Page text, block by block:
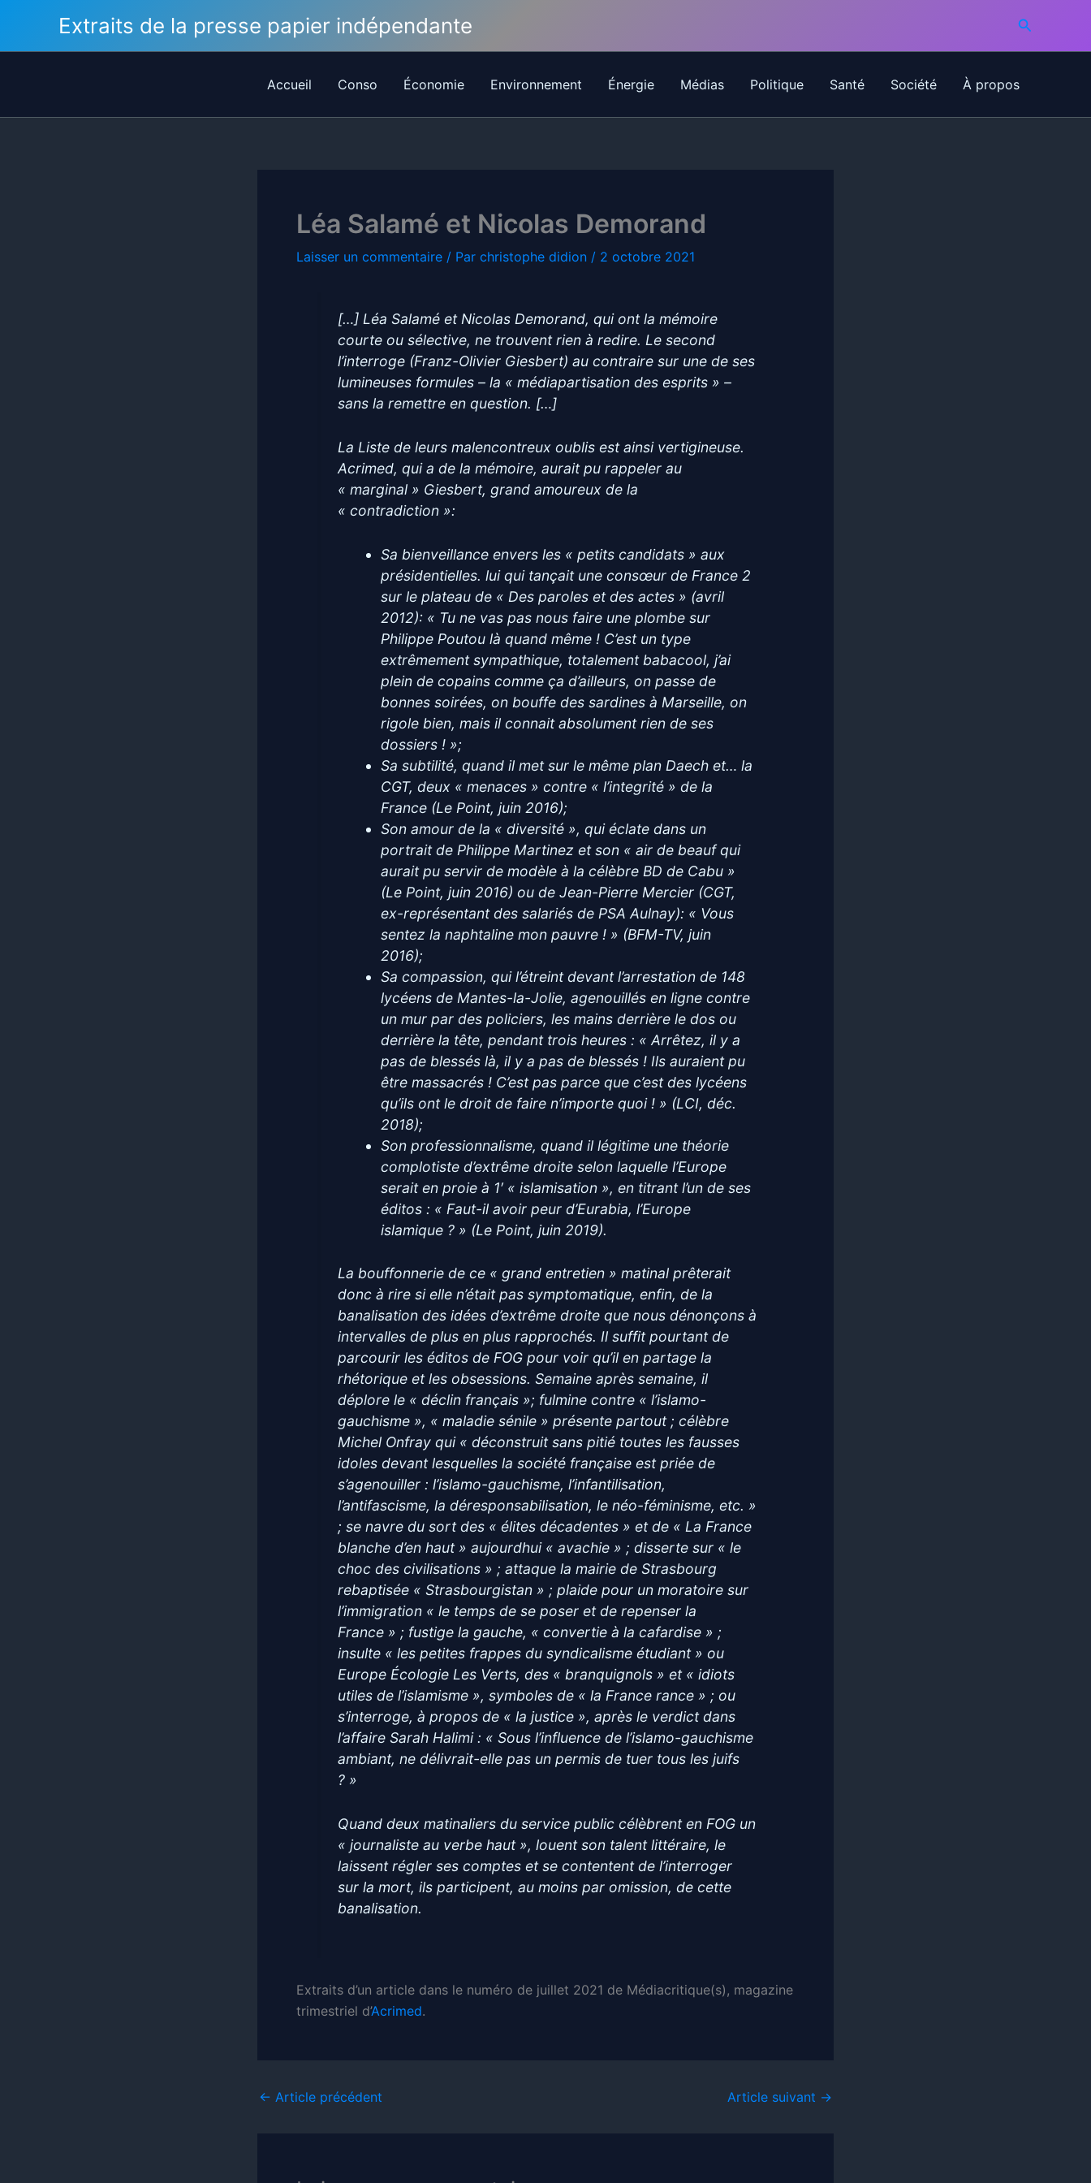
contenu
Extraits de la presse papier indépendante
Accueil Conso Économie Environnement Énergie Médias Politique Santé Société À propos
Léa Salamé et Nicolas Demorand
Laisser un commentaire / Par christophe didion / 2 octobre 2021
[…] Léa Salamé et Nicolas Demorand, qui ont la mémoire
courte ou sélective, ne trouvent rien à redire. Le second
l’interroge (Franz-Olivier Giesbert) au contraire sur une de ses
lumineuses formules – la « médiapartisation des esprits » –
sans la remettre en question. […]
La Liste de leurs malencontreux oublis est ainsi vertigineuse.
Acrimed, qui a de la mémoire, aurait pu rappeler au
« marginal » Giesbert, grand amoureux de la
« contradiction »:
Sa bienveillance envers les « petits candidats » aux
présidentielles. lui qui tançait une consœur de France 2
sur le plateau de « Des paroles et des actes » (avril
2012): « Tu ne vas pas nous faire une plombe sur
Philippe Poutou là quand même ! C’est un type
extrêmement sympathique, totalement babacool, j’ai
plein de copains comme ça d’ailleurs, on passe de
bonnes soirées, on bouffe des sardines à Marseille, on
rigole bien, mais il connait absolument rien de ses
dossiers ! »;
Sa subtilité, quand il met sur le même plan Daech et… la
CGT, deux « menaces » contre « l’integrité » de la
France (Le Point, juin 2016);
Son amour de la « diversité », qui éclate dans un
portrait de Philippe Martinez et son « air de beauf qui
aurait pu servir de modèle à la célèbre BD de Cabu »
(Le Point, juin 2016) ou de Jean-Pierre Mercier (CGT,
ex-représentant des salariés de PSA Aulnay): « Vous
sentez la naphtaline mon pauvre ! » (BFM-TV, juin
2016);
Sa compassion, qui l’étreint devant l’arrestation de 148
lycéens de Mantes-la-Jolie, agenouillés en ligne contre
un mur par des policiers, les mains derrière le dos ou
derrière la tête, pendant trois heures : « Arrêtez, il y a
pas de blessés là, il y a pas de blessés ! Ils auraient pu
être massacrés ! C’est pas parce que c’est des lycéens
qu’ils ont le droit de faire n’importe quoi ! » (LCI, déc.
2018);
Son professionnalisme, quand il légitime une théorie
complotiste d’extrême droite selon laquelle l’Europe
serait en proie à 1′ « islamisation », en titrant l’un de ses
éditos : « Faut-il avoir peur d’Eurabia, l’Europe
islamique ? » (Le Point, juin 2019).
La bouffonnerie de ce « grand entretien » matinal prêterait
donc à rire si elle n’était pas symptomatique, enfin, de la
banalisation des idées d’extrême droite que nous dénonçons à
intervalles de plus en plus rapprochés. Il suffit pourtant de
parcourir les éditos de FOG pour voir qu’il en partage la
rhétorique et les obsessions. Semaine après semaine, il
déplore le « déclin français »; fulmine contre « l’islamo-
gauchisme », « maladie sénile » présente partout ; célèbre
Michel Onfray qui « déconstruit sans pitié toutes les fausses
idoles devant lesquelles la société française est priée de
s’agenouiller : l’islamo-gauchisme, l’infantilisation,
l’antifascisme, la déresponsabilisation, le néo-féminisme, etc. »
; se navre du sort des « élites décadentes » et de « La France
blanche d’en haut » aujourdhui « avachie » ; disserte sur « le
choc des civilisations » ; attaque la mairie de Strasbourg
rebaptisée « Strasbourgistan » ; plaide pour un moratoire sur
l’immigration « le temps de se poser et de repenser la
France » ; fustige la gauche, « convertie à la cafardise » ;
insulte « les petites frappes du syndicalisme étudiant » ou
Europe Écologie Les Verts, des « branquignols » et « idiots
utiles de l’islamisme », symboles de « la France rance » ; ou
s’interroge, à propos de « la justice », après le verdict dans
l’affaire Sarah Halimi : « Sous l’influence de l’islamo-gauchisme
ambiant, ne délivrait-elle pas un permis de tuer tous les juifs
? »
Quand deux matinaliers du service public célèbrent en FOG un
« journaliste au verbe haut », louent son talent littéraire, le
laissent régler ses comptes et se contentent de l’interroger
sur la mort, ils participent, au moins par omission, de cette
banalisation.
Extraits d’un article dans le numéro de juillet 2021 de Médiacritique(s), magazine
trimestriel d’Acrimed.
← Article précédent Article suivant →